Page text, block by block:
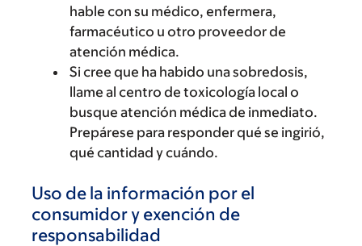
hable con su médico, enfermera,
farmacéutico u otro proveedor de
atención médica.
Si cree que ha habido una sobredosis,
llame al centro de toxicología local o
busque atención médica de inmediato.
Prepárese para responder qué se ingirió,
qué cantidad y cuándo.
Uso de la información por el
consumidor y exención de
responsabilidad